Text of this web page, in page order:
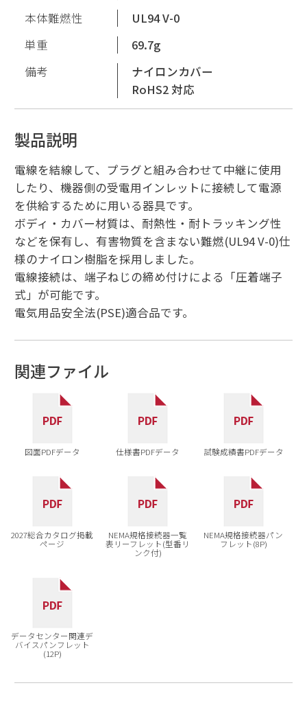
本体難燃性
UL94 V-0
単重
69.7g
備考
ナイロンカバー
RoHS2 対応
製品説明
電線を結線して、プラグと組み合わせて中継に使用
したり、機器側の受電用インレットに接続して電源
を供給するために用いる器具です。
ボディ・カバー材質は、耐熱性・耐トラッキング性
などを保有し、有害物質を含まない難燃(UL94 V-0)仕
様のナイロン樹脂を採用しました。
電線接続は、端子ねじの締め付けによる「圧着端子
式」が可能です。
電気用品安全法(PSE)適合品です。
関連ファイル
図面PDFデータ 仕様書PDFデータ 試験成績書PDFデータ
2027総合カタログ掲載
ページ
NEMA規格接続器一覧
表リーフレット(型番リ
ンク付)
NEMA規格接続器パン
フレット(8P)
データセンター関連デ
バイスパンフレット
(12P)